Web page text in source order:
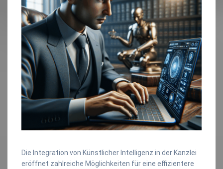
Die Integration von Künstlicher Intelligenz in der Kanzlei
eröffnet zahlreiche Möglichkeiten für eine effizientere